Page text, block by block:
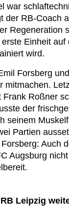
war
der RB-Coach
Regeneration
Einheit auf
wird.
Forsberg
mitmachen.
Frank Roßner
der
seinem
Partien
Auch
Augsburg
Leipzig